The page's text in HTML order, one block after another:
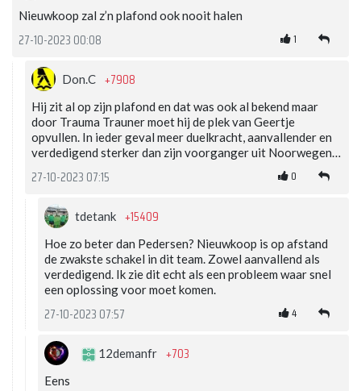
Nieuwkoop zal z’n plafond ook nooit halen
27-10-2023 00:08 1
Don.C +7908
Hij zit al op zijn plafond en dat was ook al bekend maar
door Trauma Trauner moet hij de plek van Geertje
opvullen. In ieder geval meer duelkracht, aanvallender en
verdedigend sterker dan zijn voorganger uit Noorwegen…
27-10-2023 07:15 0
tdetank +15409
Hoe zo beter dan Pedersen? Nieuwkoop is op afstand
de zwakste schakel in dit team. Zowel aanvallend als
verdedigend. Ik zie dit echt als een probleem waar snel
een oplossing voor moet komen.
27-10-2023 07:57 4
12demanfr +703
Eens